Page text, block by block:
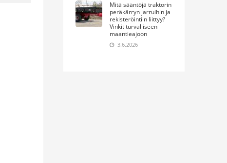
Mitä sääntöjä traktorin
peräkärryn jarruihin ja
rekisteröintiin liittyy?
Vinkit turvalliseen
maantieajoon
3.6.2026